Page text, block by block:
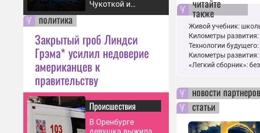
Чукоткой и
Аляской
политика
Закрытый гроб Линдси
Грэма* усилил недоверие
американцев к
правительству
Происшествия
В Оренбурге
читайте
также
Живой учебник:
Километры развития:
Технологии
Километры развития:
«Легкий сборник»:
новости партнеров
статьи